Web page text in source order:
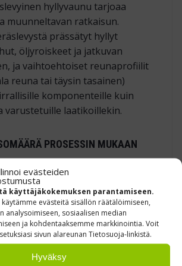
evästeiden
käyttäjäkokemuksen parantamiseen.
evästeitä sisällön räätälöimiseen,
analysoimiseen, sosiaalisen median
ja kohdentaaksemme markkinointia. Voit
sivun alareunan Tietosuoja-linkistä.
Hyväksy
hyllyvaunu tarjoaa
muunneltavan ratkaisun.
prässätyt hyllyt
öljyroiskeet ja jatkuvan
ja vaihtoehtoiset reunaprofiilit
reuna tai täysin tasainen)
komponenteille kuin
varustetuille laatikoillekin.
PROSESSIN MUKAAN
korkeat pakkaukset ja
mm väli mahtuu Ø 25 l
pystyasennossa.
mm väli pienille
ja Euronorm‑koreille.